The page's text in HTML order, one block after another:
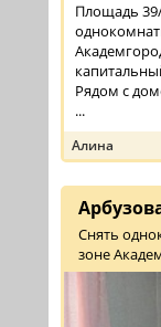
Площадь
Рядом с
...
Алина
Снять
зоне